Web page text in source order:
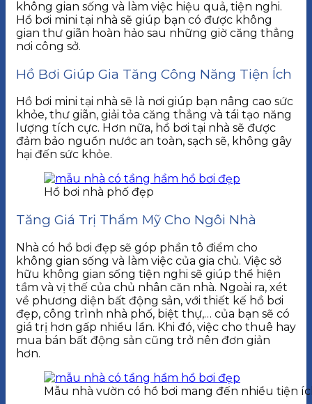
không gian sống và làm việc hiệu quả, tiện nghi.
Hồ bơi mini tại nhà sẽ giúp bạn có được không
gian thư giãn hoàn hảo sau những giờ căng thẳng
nơi công sở.
Hồ Bơi Giúp Gia Tăng Công Năng Tiện Ích
Hồ bơi mini tại nhà sẽ là nơi giúp bạn nâng cao sức
khỏe, thư giãn, giải tỏa căng thẳng và tái tạo năng
lượng tích cực. Hơn nữa, hồ bơi tại nhà sẽ được
đảm bảo nguồn nước an toàn, sạch sẽ, không gây
hại đến sức khỏe.
Hồ bơi nhà phố đẹp
Tăng Giá Trị Thẩm Mỹ Cho Ngôi Nhà
Nhà có hồ bơi đẹp sẽ góp phần tô điểm cho
không gian sống và làm việc của gia chủ. Việc sở
hữu không gian sống tiện nghi sẽ giúp thể hiện
tầm và vị thế của chủ nhân căn nhà. Ngoài ra, xét
về phương diện bất động sản, với thiết kế hồ bơi
đẹp, công trình nhà phố, biệt thự,… của bạn sẽ có
giá trị hơn gấp nhiều lần. Khi đó, việc cho thuê hay
mua bán bất động sản cũng trở nên đơn giản
hơn.
Mẫu nhà vườn có hồ bơi mang đến nhiều tiện